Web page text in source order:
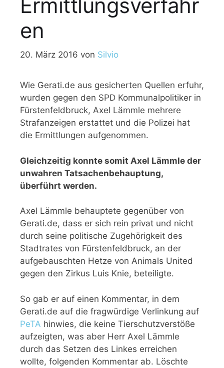
Ermittlungsverfahr
en
20. März 2016 von Silvio
Wie Gerati.de aus gesicherten Quellen erfuhr,
wurden gegen den SPD Kommunalpolitiker in
Fürstenfeldbruck, Axel Lämmle mehrere
Strafanzeigen erstattet und die Polizei hat
die Ermittlungen aufgenommen.
Gleichzeitig konnte somit Axel Lämmle der
unwahren Tatsachenbehauptung,
überführt werden.
Axel Lämmle behauptete gegenüber von
Gerati.de, dass er sich rein privat und nicht
durch seine politische Zugehörigkeit des
Stadtrates von Fürstenfeldbruck, an der
aufgebauschten Hetze von Animals United
gegen den Zirkus Luis Knie, beteiligte.
So gab er auf einen Kommentar, in dem
Gerati.de auf die fragwürdige Verlinkung auf
PeTA hinwies, die keine Tierschutzverstöße
aufzeigten, was aber Herr Axel Lämmle
durch das Setzen des Linkes erreichen
wollte, folgenden Kommentar ab. Löschte